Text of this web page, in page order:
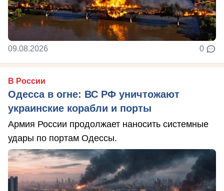
09.08.2026 0
В России
Одесса в огне: ВС РФ уничтожают
украинские корабли и порты
Армия России продолжает наносить системные
удары по портам Одессы.